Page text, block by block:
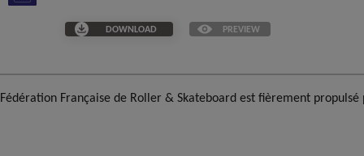
DOWNLOAD PREVIEW
Fédération Française de Roller & Skateboard est fièrement